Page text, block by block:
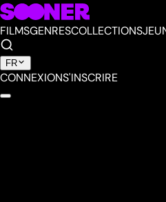
FILMSGENRESCOLLECTIONS
FR
CONNEXIONS'INSCRIRE